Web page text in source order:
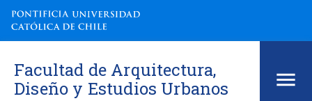
Facultad de Arquitectura,
Diseño y Estudios Urbanos